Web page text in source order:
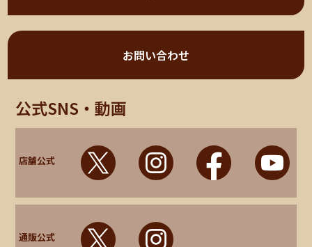
お問い合わせ
公式SNS・動画
店舗公式
通販公式